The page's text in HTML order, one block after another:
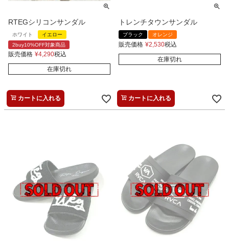
RTEGシリコンサンダル
ホワイト
イエロー
2buy10%OFF対象商品
販売価格 ¥4,290税込
在庫切れ
カートに入れる
トレンチタウンサンダル
ブラック オレンジ
販売価格 ¥2,530税込
在庫切れ
カートに入れる